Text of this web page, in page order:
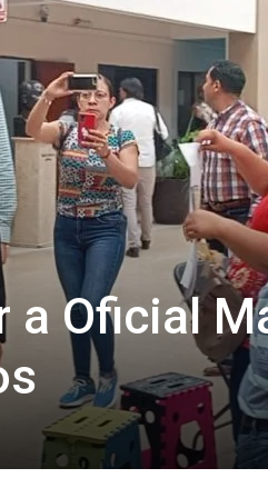
a Oficial